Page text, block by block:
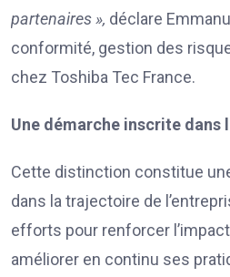
partenaires », déclare
conformité, gestion des
chez Toshiba Tec France.
Une démarche inscrite dans
Cette distinction constitue
dans la trajectoire de
efforts pour renforcer
améliorer en continu ses